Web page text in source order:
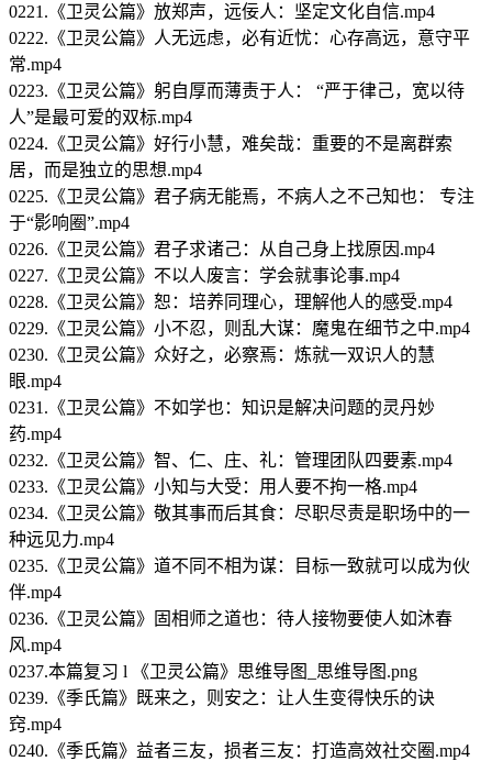
0221.《卫灵公篇》放郑声，远佞人：坚定文化自信.mp4
0222.《卫灵公篇》人无远虑，必有近忧：心存高远，意守平
常.mp4
0223.《卫灵公篇》躬自厚而薄责于人： “严于律己，宽以待
人”是最可爱的双标.mp4
0224.《卫灵公篇》好行小慧，难矣哉：重要的不是离群索
居，而是独立的思想.mp4
0225.《卫灵公篇》君子病无能焉，不病人之不己知也： 专注
于“影响圈”.mp4
0226.《卫灵公篇》君子求诸己：从自己身上找原因.mp4
0227.《卫灵公篇》不以人废言：学会就事论事.mp4
0228.《卫灵公篇》恕：培养同理心，理解他人的感受.mp4
0229.《卫灵公篇》小不忍，则乱大谋：魔鬼在细节之中.mp4
0230.《卫灵公篇》众好之，必察焉：炼就一双识人的慧
眼.mp4
0231.《卫灵公篇》不如学也：知识是解决问题的灵丹妙
药.mp4
0232.《卫灵公篇》智、仁、庄、礼：管理团队四要素.mp4
0233.《卫灵公篇》小知与大受：用人要不拘一格.mp4
0234.《卫灵公篇》敬其事而后其食：尽职尽责是职场中的一
种远见力.mp4
0235.《卫灵公篇》道不同不相为谋：目标一致就可以成为伙
伴.mp4
0236.《卫灵公篇》固相师之道也：待人接物要使人如沐春
风.mp4
0237.本篇复习 l 《卫灵公篇》思维导图_思维导图.png
0239.《季氏篇》既来之，则安之：让人生变得快乐的诀
窍.mp4
0240.《季氏篇》益者三友，损者三友：打造高效社交圈.mp4